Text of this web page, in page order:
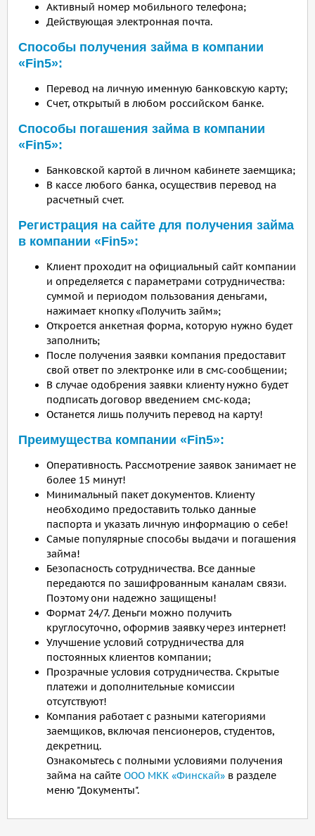
Активный номер мобильного телефона;
Действующая электронная почта.
Способы получения займа в компании
«Fin5»:
Перевод на личную именную банковскую карту;
Счет, открытый в любом российском банке.
Способы погашения займа в компании
«Fin5»:
Банковской картой в личном кабинете заемщика;
В кассе любого банка, осуществив перевод на
расчетный счет.
Регистрация на сайте для получения займа
в компании «Fin5»:
Клиент проходит на официальный сайт компании
и определяется с параметрами сотрудничества:
суммой и периодом пользования деньгами,
нажимает кнопку «Получить займ»;
Откроется анкетная форма, которую нужно будет
заполнить;
После получения заявки компания предоставит
свой ответ по электронке или в смс-сообщении;
В случае одобрения заявки клиенту нужно будет
подписать договор введением смс-кода;
Останется лишь получить перевод на карту!
Преимущества компании «Fin5»:
Оперативность. Рассмотрение заявок занимает не
более 15 минут!
Минимальный пакет документов. Клиенту
необходимо предоставить только данные
паспорта и указать личную информацию о себе!
Самые популярные способы выдачи и погашения
займа!
Безопасность сотрудничества. Все данные
передаются по зашифрованным каналам связи.
Поэтому они надежно защищены!
Формат 24/7. Деньги можно получить
круглосуточно, оформив заявку через интернет!
Улучшение условий сотрудничества для
постоянных клиентов компании;
Прозрачные условия сотрудничества. Скрытые
платежи и дополнительные комиссии
отсутствуют!
Компания работает с разными категориями
заемщиков, включая пенсионеров, студентов,
декретниц.
Ознакомьтесь с полными условиями получения
займа на сайте ООО МКК «Финскай» в разделе
меню "Документы".